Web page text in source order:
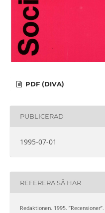
PDF (DIVA)
PUBLICERAD
1995-07-01
REFERERA SÅ HÄR
Redaktionen. 1995. ”Recensioner”.